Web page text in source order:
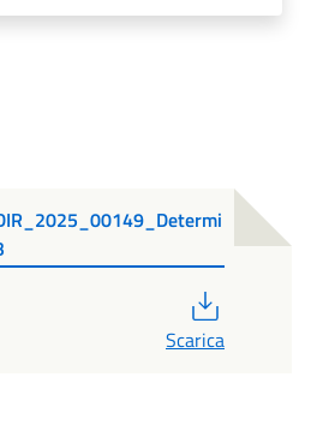
Scarica